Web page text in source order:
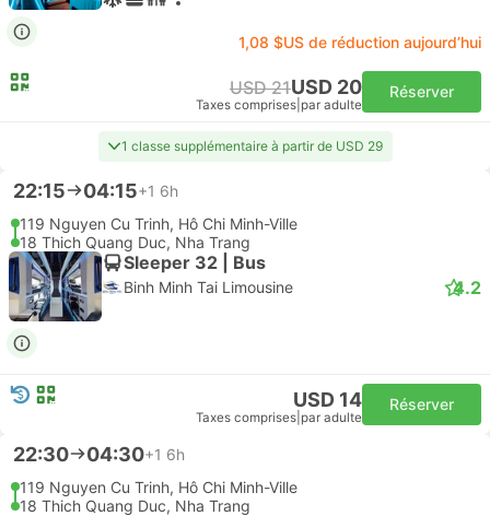
1,08 $US de réduction aujourd’hui
USD 21USD 20
Taxes comprises par adulte
Réserver
1 classe supplémentaire à partir de USD 29
22:15 04:15+1 6h
119 Nguyen Cu Trinh, Hô Chi Minh-Ville
18 Thich Quang Duc, Nha Trang
Sleeper 32 | Bus
Binh Minh Tai Limousine 4.2
USD 14
Taxes comprises par adulte
Réserver
22:30 04:30+1 6h
119 Nguyen Cu Trinh, Hô Chi Minh-Ville
18 Thich Quang Duc, Nha Trang